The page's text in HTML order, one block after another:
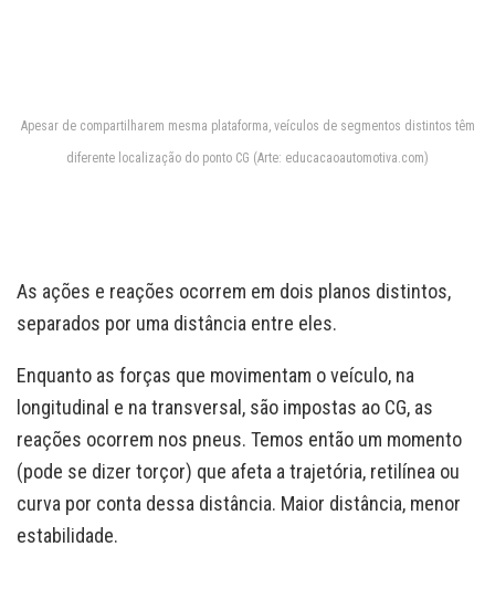
Apesar de compartilharem mesma plataforma, veículos de segmentos distintos têm
diferente localização do ponto CG (Arte: educacaoautomotiva.com)
As ações e reações ocorrem em dois planos distintos,
separados por uma distância entre eles.
Enquanto as forças que movimentam o veículo, na
longitudinal e na transversal, são impostas ao CG, as
reações ocorrem nos pneus. Temos então um momento
(pode se dizer torçor) que afeta a trajetória, retilínea ou
curva por conta dessa distância. Maior distância, menor
estabilidade.